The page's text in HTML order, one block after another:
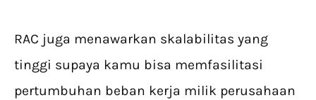
RAC juga menawarkan skalabilitas yang
tinggi supaya kamu bisa memfasilitasi
pertumbuhan beban kerja milik perusahaan